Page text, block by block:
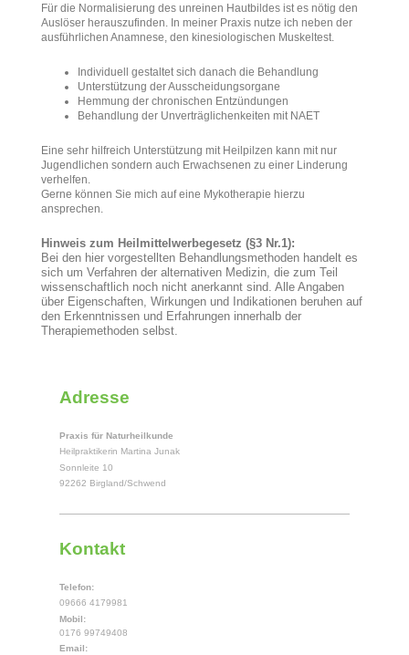
Für die Normalisierung des unreinen Hautbildes ist es nötig den
Auslöser herauszufinden. In meiner Praxis nutze ich neben der
ausführlichen Anamnese, den kinesiologischen Muskeltest.
Individuell gestaltet sich danach die Behandlung
Unterstützung der Ausscheidungsorgane
Hemmung der chronischen Entzündungen
Behandlung der Unverträglichenkeiten mit NAET
Eine sehr hilfreich Unterstützung mit Heilpilzen kann mit nur
Jugendlichen sondern auch Erwachsenen zu einer Linderung
verhelfen.
Gerne können Sie mich auf eine Mykotherapie hierzu
ansprechen.
Hinweis zum Heilmittelwerbegesetz (§3 Nr.1):
Bei den hier vorgestellten Behandlungsmethoden handelt es
sich um Verfahren der alternativen Medizin, die zum Teil
wissenschaftlich noch nicht anerkannt sind. Alle Angaben
über Eigenschaften, Wirkungen und Indikationen beruhen auf
den Erkenntnissen und Erfahrungen innerhalb der
Therapiemethoden selbst.
Adresse
Praxis für Naturheilkunde
Heilpraktikerin Martina Junak
Sonnleite 10
92262 Birgland/Schwend
Kontakt
Telefon:
09666 4179981
Mobil:
0176 99749408
Email: